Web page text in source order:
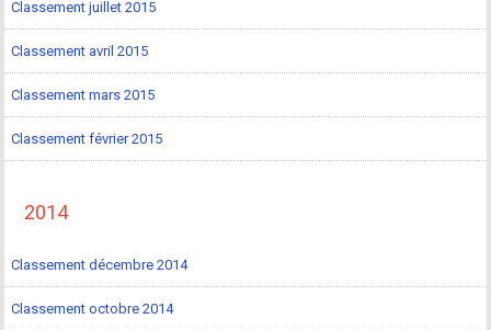
Classement juillet 2015
Classement avril 2015
Classement mars 2015
Classement février 2015
2014
Classement décembre 2014
Classement octobre 2014